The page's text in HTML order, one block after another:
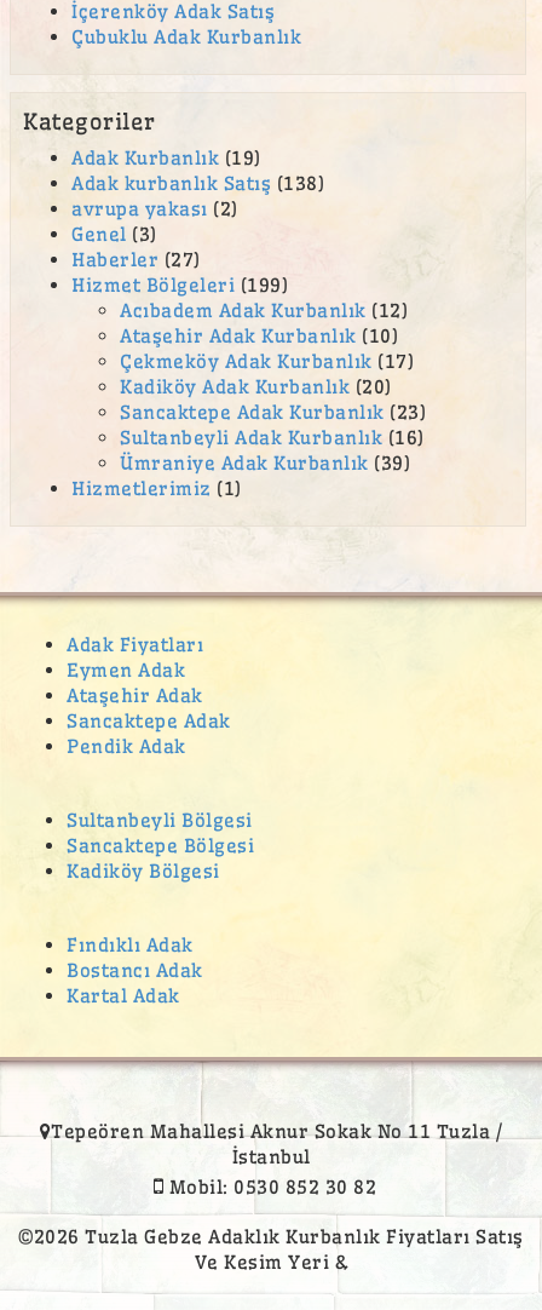
Cumhuriyet Mahallesi adak Çengelköy Mahallesi
adak
Emek Mahallesi Adak Kurban Satış Yeri
en ucuz kurban
Esenkent Adak Kurban Satış Yeri
Esentepe Adak Kurban Satış Yeri
Eyüp Sultan Mahallesi Adak Kurban Satış Yeri
Fatih Mahallesi Adak Kurban Satış Yeri
feneryolu adak
Ferah Mahallesi adak
ferhatpaşa adak
ferhatpaşa adak kurban satış yeri
Ferhatpaşa kurban satış yeri
ferhatpaşa ucuz kurban satan yerler
Feyzullah Mahallesi Adak Kurban Satış Yeri
fikirtepe adak
Gülsuyu adak kurban satış yeri
Güzeltepe Mahallesi adak
hasanpaşa adak
Hürriyet Mahallesi
İcadiye Mahallesi adak
İnönü Mahallesi Adak Kurban Satış Yeri
Kadıköy Acıbadem Mahallesi Adak Kurban Satış Yeri
Kadıköy Adak Kurban Satış Yeri
Kadıköy adak satış yeri
Kadıköy Bostancı Mahallesi Adak Kurban Satış Yeri
İçerenköy Adak Satış
Çubuklu Adak Kurbanlık
Kategoriler
Adak Kurbanlık (19)
Adak kurbanlık Satış (138)
avrupa yakası (2)
Genel (3)
Haberler (27)
Hizmet Bölgeleri (199)
Acıbadem Adak Kurbanlık (12)
Ataşehir Adak Kurbanlık (10)
Çekmeköy Adak Kurbanlık (17)
Kadiköy Adak Kurbanlık (20)
Sancaktepe Adak Kurbanlık (23)
Sultanbeyli Adak Kurbanlık (16)
Ümraniye Adak Kurbanlık (39)
Hizmetlerimiz (1)
Adak Fiyatları
Eymen Adak
Ataşehir Adak
Sancaktepe Adak
Pendik Adak
Sultanbeyli Bölgesi
Sancaktepe Bölgesi
Kadiköy Bölgesi
Fındıklı Adak
Bostancı Adak
Kartal Adak
Tepeören Mahallesi Aknur Sokak No 11 Tuzla /
İstanbul
Mobil: 0530 852 30 82
©2026 Tuzla Gebze Adaklık Kurbanlık Fiyatları Satış
Ve Kesim Yeri &